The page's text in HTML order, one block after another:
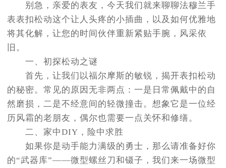
别急，亲爱的表友，今天我们就来聊聊法穆兰手
表表扣松动这个让人头疼的小插曲，以及如何优雅地
将其化解，让您的时间伙伴重新紧贴手腕，风采依
旧。
一、初探松动之谜
首先，让我们以福尔摩斯的敏锐，揭开表扣松动
的秘密。常见的原因无非两点：一是日常佩戴中的自
然磨损，二是不经意间的轻微撞击。想象它是一位经
历风霜的老朋友，偶尔也需要一点关怀和修缮。
二、家中DIY，险中求胜
如果你是动手能力满级的勇士，那么请准备好你
的“武器库”——微型螺丝刀和镊子，我们来一场微型